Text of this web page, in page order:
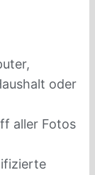
oder
aller Fotos